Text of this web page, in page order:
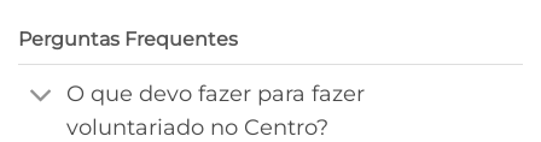
Perguntas Frequentes
O que devo fazer para fazer
voluntariado no Centro?